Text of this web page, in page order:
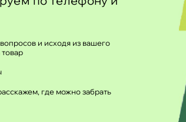
и исходя из вашего
где можно забрать